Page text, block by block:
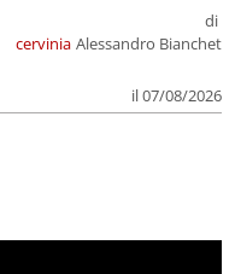
cervinia
di
Alessandro Bianchet
il 07/08/2026